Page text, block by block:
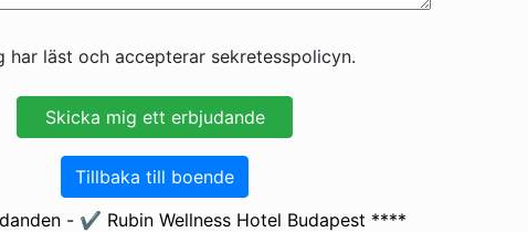
har läst och accepterar sekretesspolicyn.
Tillbaka till boende
- ✔️ Rubin Wellness Hotel Budapest ****